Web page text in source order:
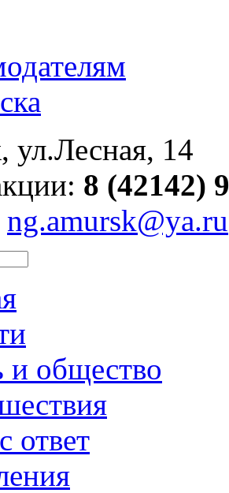
ул.Лесная, 14
8 (42142)
ng.amursk@ya.ru
и общество
ответ